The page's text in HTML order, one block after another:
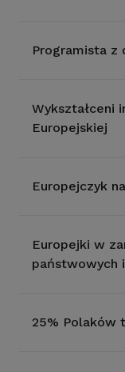
Programista z
Wykształceni
Europejskiej
Europejczyk
Europejki w
państwowych
25% Polaków